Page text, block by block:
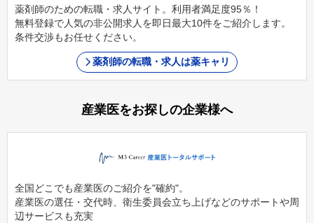
薬剤師のための転職・求人サイト。利用者満足度95％！
無料登録で人気の非公開求人を即日最大10件をご紹介します。
条件交渉もお任せください。
薬剤師の転職・求人は薬キャリ
産業医をお探しの企業様へ
全国どこでも産業医のご紹介を"確約"。
産業医の選任・交代時、衛生委員会立ち上げなどのサポートや周
辺サービスも充実